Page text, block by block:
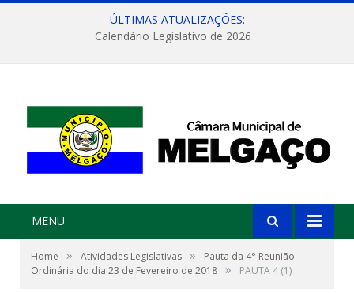
ÚLTIMAS ATUALIZAÇÕES:
Calendário Legislativo de 2026
MENU
Home » Atividades Legislativas »
Pauta da 4° Reunião
Ordinária do dia 23 de Fevereiro de 2018 » PAUTA 4 (1)